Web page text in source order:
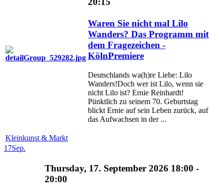
Waren Sie nicht mal Lilo
Wanders? Das Programm mit
dem Fragezeichen -
KölnPremiere
Deutschlands wa(h)re Liebe: Lilo
Wanders!Doch wer ist Lilo, wenn sie
nicht Lilo ist? Ernie Reinhardt!
Pünktlich zu seinem 70. Geburtstag
blickt Ernie auf sein Leben zurück, auf
das Aufwachsen in der ...
Kleinkunst & Markt
17Sep.
Thursday, 17. September 2026 18:00 -
20:00